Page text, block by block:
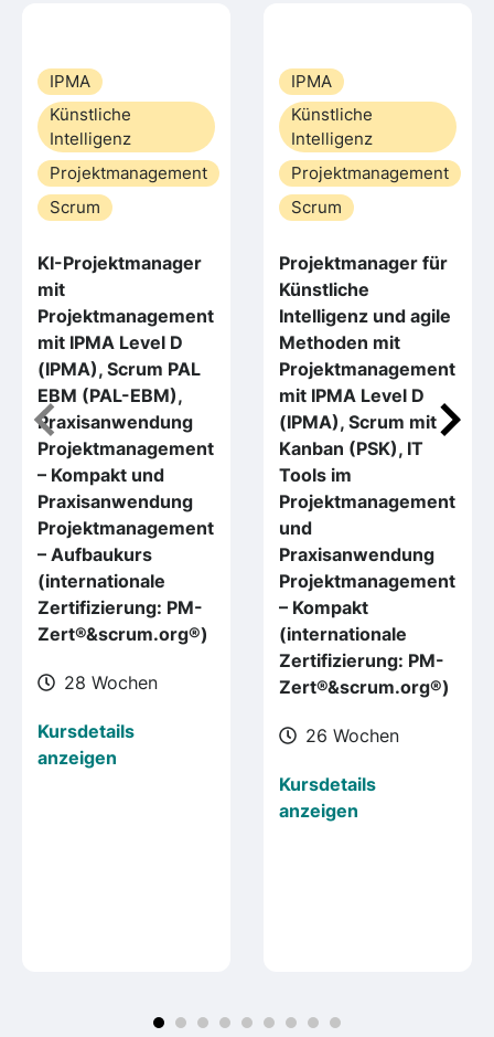
IPMA
Künstliche
Intelligenz
Projektmanagement
Scrum
KI-Projektmanager
mit
Projektmanagement
mit IPMA Level D
(IPMA), Scrum PAL
EBM (PAL-EBM),
Praxisanwendung
Projektmanagement
– Kompakt und
Praxisanwendung
Projektmanagement
– Aufbaukurs
(internationale
Zertifizierung: PM-
Zert®&scrum.org®)
28 Wochen
Kursdetails
anzeigen
IPMA
Künstliche
Intelligenz
Projektmanagement
Scrum
Projektmanager für
Künstliche
Intelligenz und agile
Methoden mit
Projektmanagement
mit IPMA Level D
(IPMA), Scrum mit
Kanban (PSK), IT
Tools im
Projektmanagement
und
Praxisanwendung
Projektmanagement
– Kompakt
(internationale
Zertifizierung: PM-
Zert®&scrum.org®)
26 Wochen
Kursdetails
anzeigen